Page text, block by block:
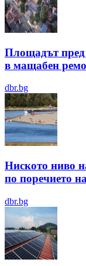
Площадът пред
в мащабен
dbr.bg
Ниското ниво
по поречието
dbr.bg